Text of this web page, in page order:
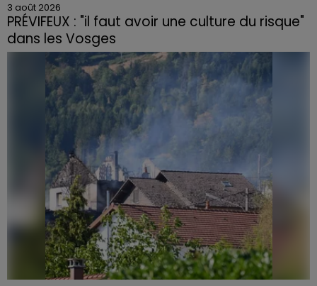
3 août 2026
PRÉVIFEUX : "il faut avoir une culture du risque"
dans les Vosges